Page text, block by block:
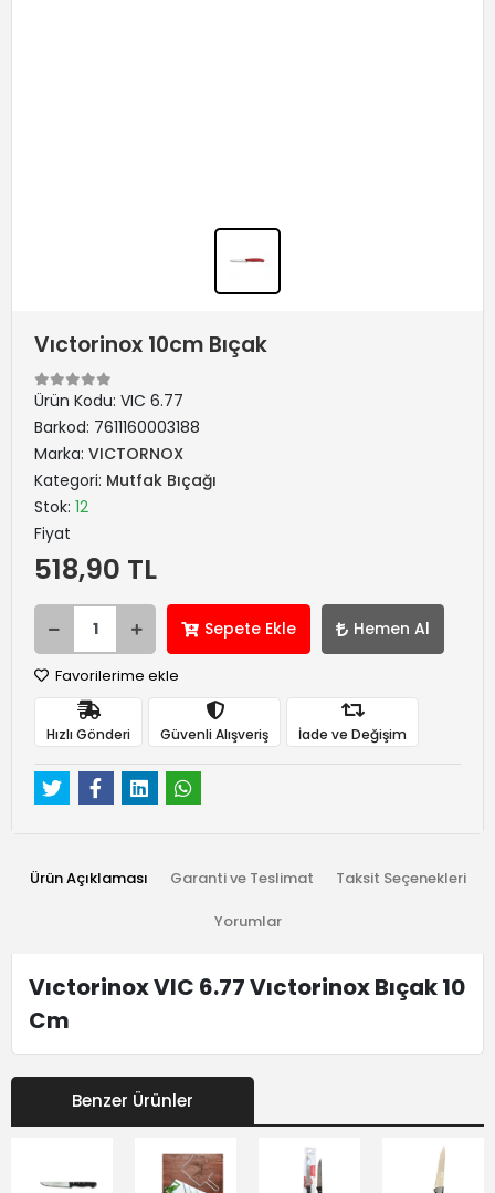
Vıctorinox 10cm Bıçak
Ürün Kodu: VIC 6.77
Barkod: 7611160003188
Marka: VICTORNOX
Kategori: Mutfak Bıçağı
Stok: 12
Fiyat
518,90 TL
Sepete Ekle Hemen Al
Favorilerime ekle
Hızlı Gönderi Güvenli Alışveriş İade ve Değişim
Ürün Açıklaması Garanti ve Teslimat Taksit Seçenekleri
Yorumlar
Vıctorinox VIC 6.77 Vıctorinox Bıçak 10
Cm
Benzer Ürünler